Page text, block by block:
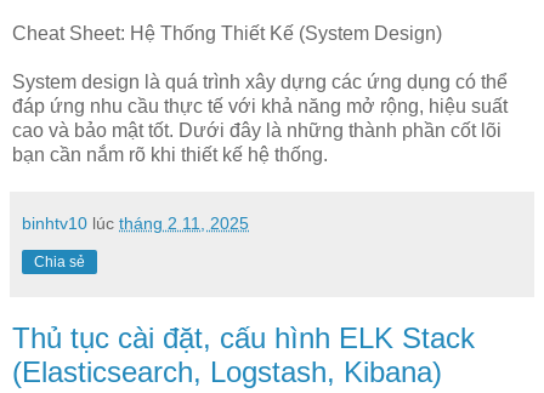
Cheat Sheet: Hệ Thống Thiết Kế (System Design)
System design là quá trình xây dựng các ứng dụng có thể
đáp ứng nhu cầu thực tế với khả năng mở rộng, hiệu suất
cao và bảo mật tốt. Dưới đây là những thành phần cốt lõi
bạn cần nắm rõ khi thiết kế hệ thống.
binhtv10 lúc tháng 2 11, 2025
Chia sẻ
Thủ tục cài đặt, cấu hình ELK Stack
(Elasticsearch, Logstash, Kibana)